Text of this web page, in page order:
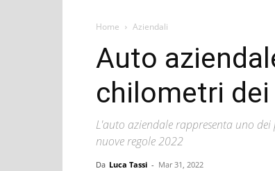
Home Aziendali
Auto
chilometri
L'auto aziendale rappresenta uno
nuove regole 2022
Da Luca Tassi - Mar 31, 2022